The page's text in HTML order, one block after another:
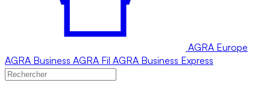
AGRA Europe
AGRA Business AGRA Fil AGRA Business Express